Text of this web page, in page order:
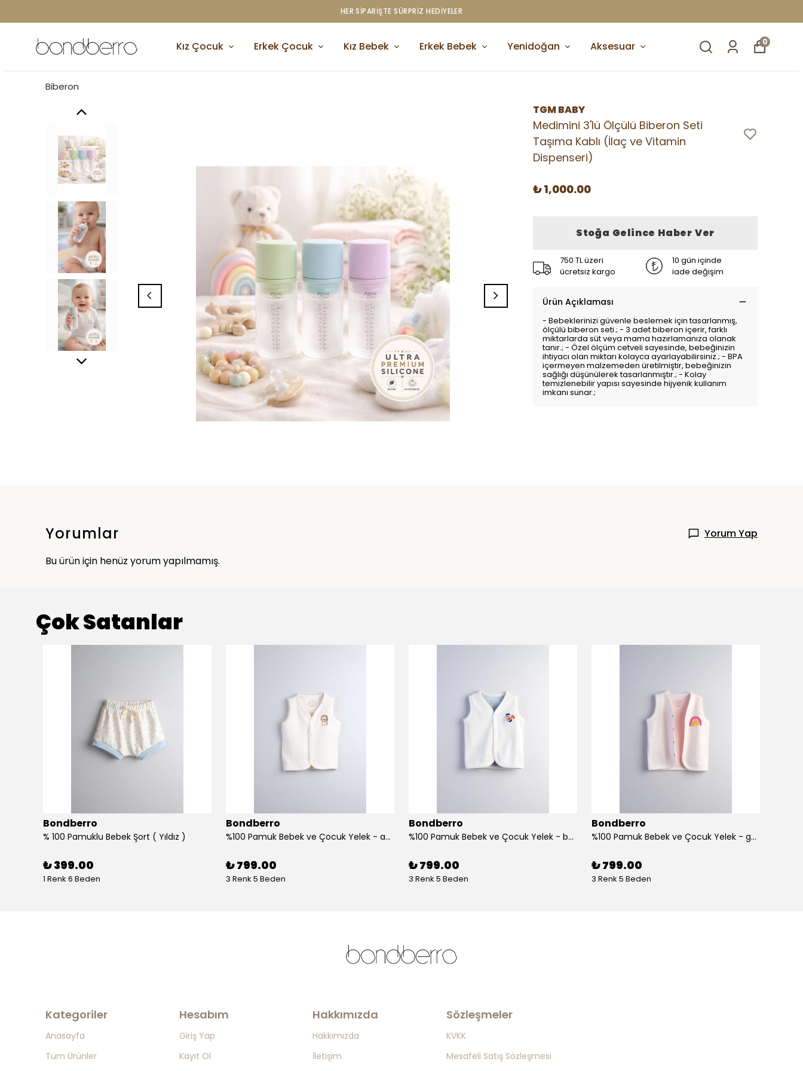
Kız Çocuk Erkek Çocuk Kız Bebek Erkek Bebek Yenidoğan Aksesuar 0
Biberon
TGM BABY
Medimini 3'lü Ölçülü Biberon Seti
Taşıma Kablı (İlaç ve Vitamin
Dispenseri)
₺ 1,000.00
Stoğa Gelince Haber Ver
750 TL üzeri
ücretsiz kargo
10 gün içinde
iade değişim
Ürün Açıklaması
- Bebeklerinizi güvenle beslemek için tasarlanmış,
ölçülü biberon seti.; - 3 adet biberon içerir, farklı
miktarlarda süt veya mama hazırlamanıza olanak
tanır.; - Özel ölçüm cetveli sayesinde, bebeğinizin
ihtiyacı olan miktarı kolayca ayarlayabilirsiniz.; - BPA
içermeyen malzemeden üretilmiştir, bebeğinizin
sağlığı düşünülerek tasarlanmıştır.; - Kolay
temizlenebilir yapısı sayesinde hijyenik kullanım
imkanı sunar.;
Yorumlar
Yorum Yap
Bu ürün için henüz yorum yapılmamış.
Çok Satanlar
Bondberro
% 100 Pamuklu Bebek Şort ( Yıldız )
₺ 399.00
1 Renk 6 Beden
Bondberro
%100 Pamuk Bebek ve Çocuk Yelek - aslan
₺ 799.00
3 Renk 5 Beden
Bondberro
%100 Pamuk Bebek ve Çocuk Yelek - balık
₺ 799.00
3 Renk 5 Beden
Bondberro
%100 Pamuk Bebek ve Çocuk Yelek - gökkuşağı
₺ 799.00
3 Renk 5 Beden
Kategoriler
Anasayfa
Tüm Ürünler
Hesabım
Giriş Yap
Kayıt Ol
Hakkımızda
Hakkımızda
İletişim
Sözleşmeler
KVKK
Mesafeli Satış Sözleşmesi